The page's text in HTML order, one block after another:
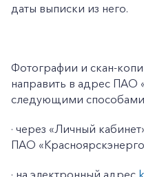
даты выписки из него.
Фотографии и скан-
направить в адрес ПАО
следующими
· через «Личный
ПАО
· на электронный адрес